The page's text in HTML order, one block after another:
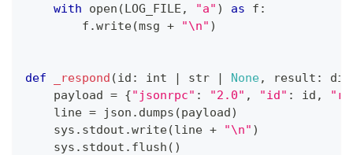
with
open (LOG_FILE , "a" ) as f :
        f
.write(msg + "\n" )
def _respond (id : int | str | None, result :
    payload
= {"jsonrpc" : "2.0" , "id" : id ,
    line
= json . dumps (payload)
    sys
. stdout .write(line + "\n" )
    sys
. stdout . flush ( )